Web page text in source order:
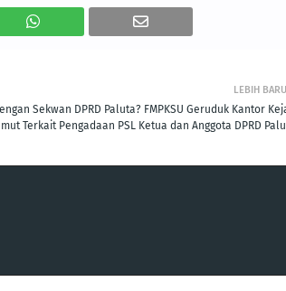
LEBIH BARU
Sekwan DPRD Paluta? FMPKSU Geruduk Kantor
Terkait Pengadaan PSL Ketua dan Anggota DPRD